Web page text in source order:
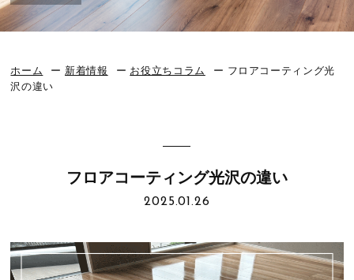
ホーム 新着情報 お役立ちコラム
フロアコーティング光
沢の違い
フロアコーティング光沢の違い
2025.01.26